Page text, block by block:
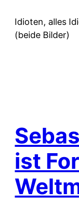
Idioten, alles
(beide Bilder)
ist